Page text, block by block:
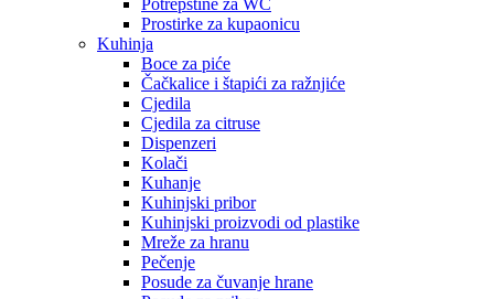
Potrepštine za WC
Prostirke za kupaonicu
Kuhinja
Boce za piće
Čačkalice i štapići za ražnjiće
Cjedila
Cjedila za citruse
Dispenzeri
Kolači
Kuhanje
Kuhinjski pribor
Kuhinjski proizvodi od plastike
Mreže za hranu
Pečenje
Posude za čuvanje hrane